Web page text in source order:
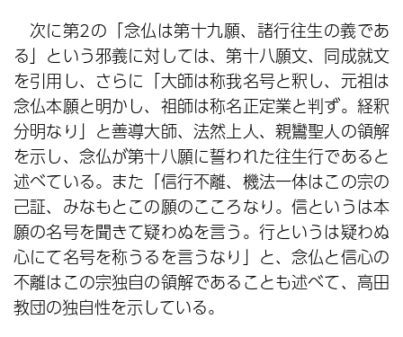
次に第2の「念仏は第十九願、諸行往生の義であ
る」という邪義に対しては、第十八願文、同成就文
を引用し、さらに「大師は称我名号と釈し、元祖は
念仏本願と明かし、祖師は称名正定業と判ず。経釈
分明なり」と善導大師、法然上人、親鸞聖人の領解
を示し、念仏が第十八願に誓われた往生行であると
述べている。また「信行不離、機法一体はこの宗の
己証、みなもとこの願のこころなり。信というは本
願の名号を聞きて疑わぬを言う。行というは疑わぬ
心にて名号を称うるを言うなり」と、念仏と信心の
不離はこの宗独自の領解であることも述べて、高田
教団の独自性を示している。